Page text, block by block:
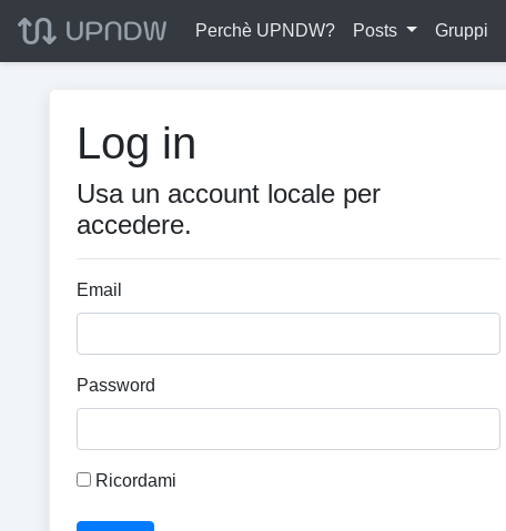
Perchè UPNDW? Posts Gruppi
Log in
Usa un account locale per
accedere.
Email
Password
Ricordami